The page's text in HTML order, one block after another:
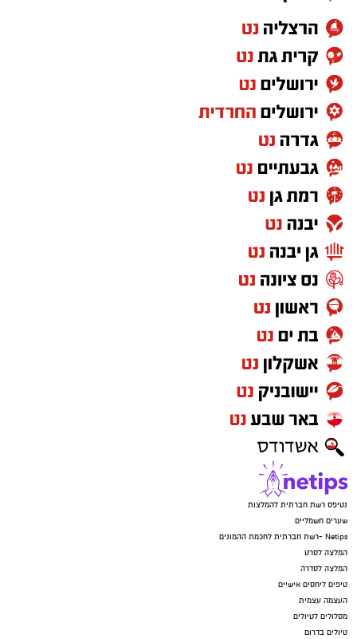
נטיפס רשת חברתית להמלצות
שערים חשמליים
Netips -רשת חברתית לחכמת ההמונים
המלצה לסרט
המלצה לסדרה
טיפים ליחסים אישיים
העצמה עצמית
מסלולים לטיולים
טיולים בדרום